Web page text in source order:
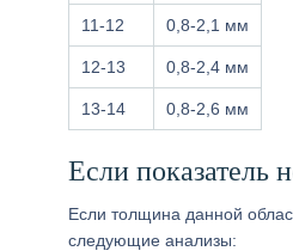
11-12 0,8-2,1 мм
12-13 0,8-2,4 мм
13-14 0,8-2,6 мм
Если показатель
Если толщина данной
следующие анализы: